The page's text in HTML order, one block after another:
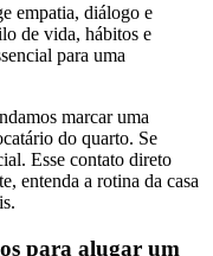
empatia, diálogo e
de vida, hábitos e
para uma
marcar uma
do quarto. Se
Esse contato direto
entenda a rotina da casa
para alugar um